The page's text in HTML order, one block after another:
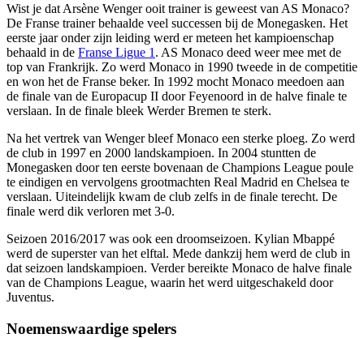
Wist je dat Arsène Wenger ooit trainer is geweest van AS Monaco?
De Franse trainer behaalde veel successen bij de Monegasken. Het
eerste jaar onder zijn leiding werd er meteen het kampioenschap
behaald in de Franse Ligue 1 . AS Monaco deed weer mee met de
top van Frankrijk. Zo werd Monaco in 1990 tweede in de competitie
en won het de Franse beker. In 1992 mocht Monaco meedoen aan
de finale van de Europacup II door Feyenoord in de halve finale te
verslaan. In de finale bleek Werder Bremen te sterk.
Na het vertrek van Wenger bleef Monaco een sterke ploeg. Zo werd
de club in 1997 en 2000 landskampioen. In 2004 stuntten de
Monegasken door ten eerste bovenaan de Champions League poule
te eindigen en vervolgens grootmachten Real Madrid en Chelsea te
verslaan. Uiteindelijk kwam de club zelfs in de finale terecht. De
finale werd dik verloren met 3-0.
Seizoen 2016/2017 was ook een droomseizoen. Kylian Mbappé
werd de superster van het elftal. Mede dankzij hem werd de club in
dat seizoen landskampioen. Verder bereikte Monaco de halve finale
van de Champions League, waarin het werd uitgeschakeld door
Juventus.
Noemenswaardige spelers